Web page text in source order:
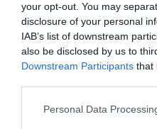
your opt-out. You may
disclosure of your personal
IAB’s list of downstream
also be disclosed by us to
Downstream Participants that
Please note that this
Personal Data
Nem elhanyagolható a
és hűvös környezet
kialakulását, de érdemes
zavaró hangokat elfedő